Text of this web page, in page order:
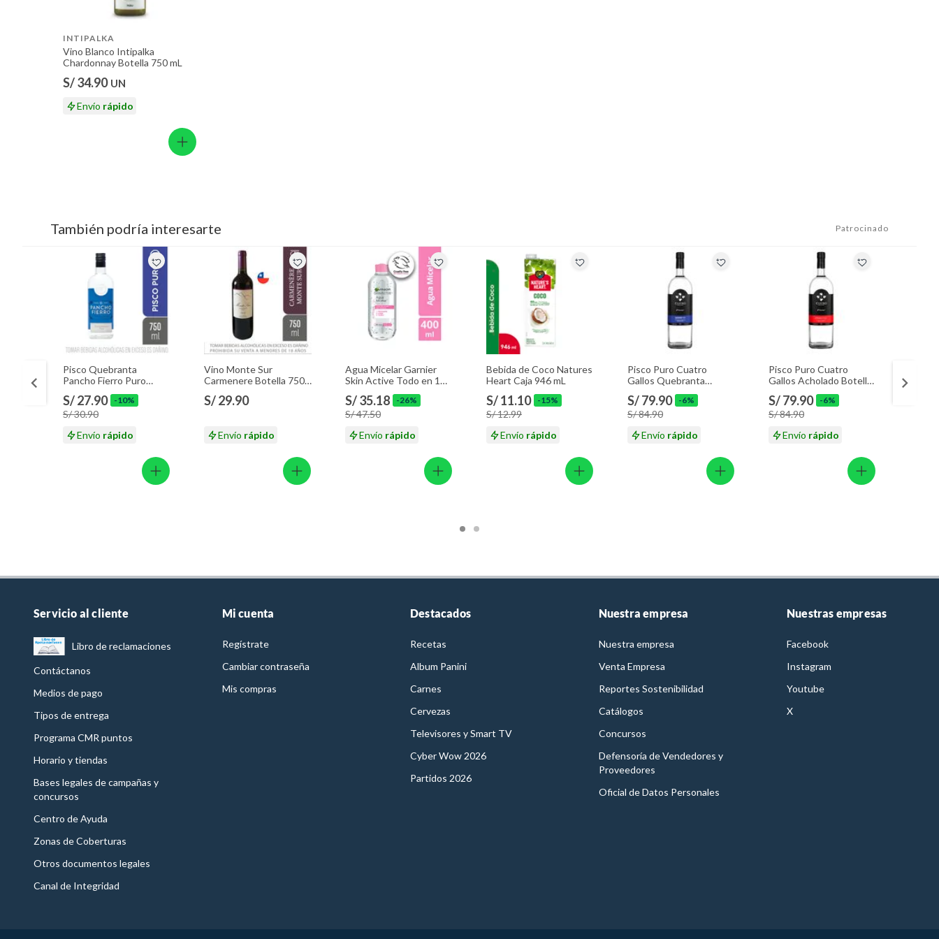
INTIPALKA
Vino Blanco Intipalka
Chardonnay Botella 750 mL
S/ 34.90 UN
Envío rápido
También podría interesarte Patrocinado
Pisco Quebranta
Pancho Fierro Puro
Botella 750 mL
S/ 27.90 -10%
S/ 30.90
Envío rápido
Vino Monte Sur
Carmenere Botella 750
S/ 29.90
Envío rápido
Agua Micelar Garnier
Skin Active Todo en 1
Envase 400 mL
S/ 35.18 -26%
S/ 47.50
Envío rápido
Bebida de Coco Natures
Heart Caja 946 mL
S/ 11.10 -15%
S/ 12.99
Envío rápido
Pisco Puro Cuatro
Gallos Quebranta
Botella 1.75 L
S/ 79.90 -6%
S/ 84.90
Envío rápido
Pisco Puro Cuatro
Gallos Acholado Botella
S/ 79.90 -6%
S/ 84.90
Envío rápido
Servicio al cliente
Libro de reclamaciones
Contáctanos
Medios de pago
Tipos de entrega
Programa CMR puntos
Horario y tiendas
Bases legales de campañas y
concursos
Centro de Ayuda
Zonas de Coberturas
Otros documentos legales
Canal de Integridad
Mi cuenta
Regístrate
Cambiar contraseña
Mis compras
Destacados
Recetas
Album Panini
Carnes
Cervezas
Televisores y Smart TV
Cyber Wow 2026
Partidos 2026
Nuestra empresa
Nuestra empresa
Venta Empresa
Reportes Sostenibilidad
Catálogos
Concursos
Defensoría de Vendedores y
Proveedores
Oficial de Datos Personales
Nuestras empresas
Facebook
Instagram
Youtube
X